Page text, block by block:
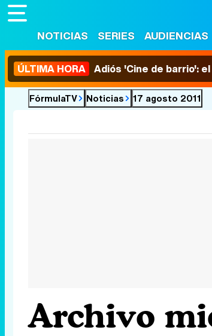
NOTICIAS SERIES AUDIENCIAS
ÚLTIMA HORA Adiós 'Cine de barrio':
FórmulaTV Noticias 17 agosto 2011
Archivo